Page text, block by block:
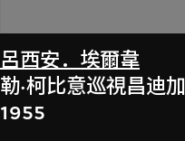
呂西安．埃爾韋
勒·柯比意巡視昌迪
1955